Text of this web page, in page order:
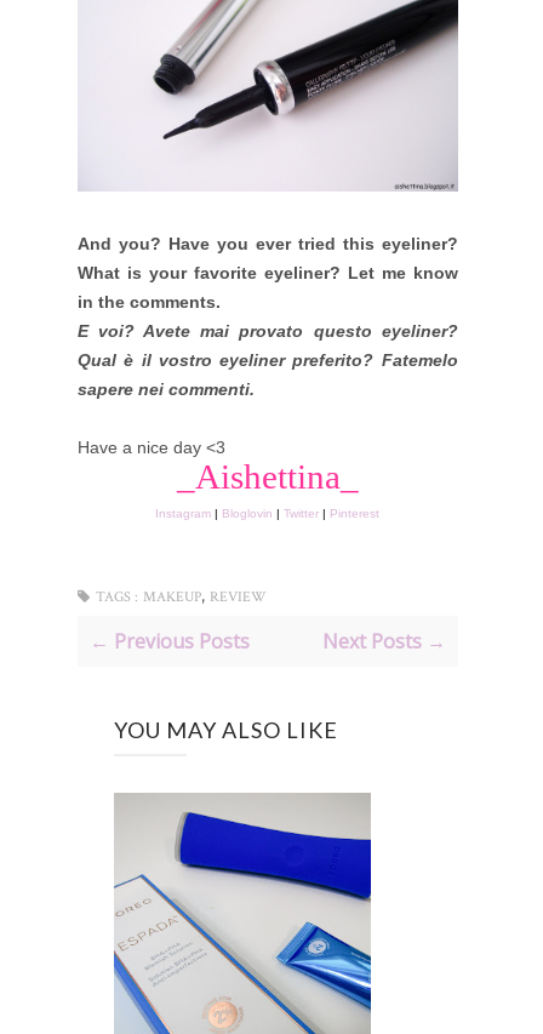
And you? Have you ever tried this eyeliner?
What is your favorite eyeliner? Let me know
in the comments.
E voi? Avete mai provato questo eyeliner?
Qual è il vostro eyeliner preferito? Fatemelo
sapere nei commenti.
Have a nice day <3
_Aishettina_
Instagram | Bloglovin |Twitter | Pinterest
TAGS : MAKEUP, REVIEW
← Previous Posts Next Posts →
YOU MAY ALSO LIKE